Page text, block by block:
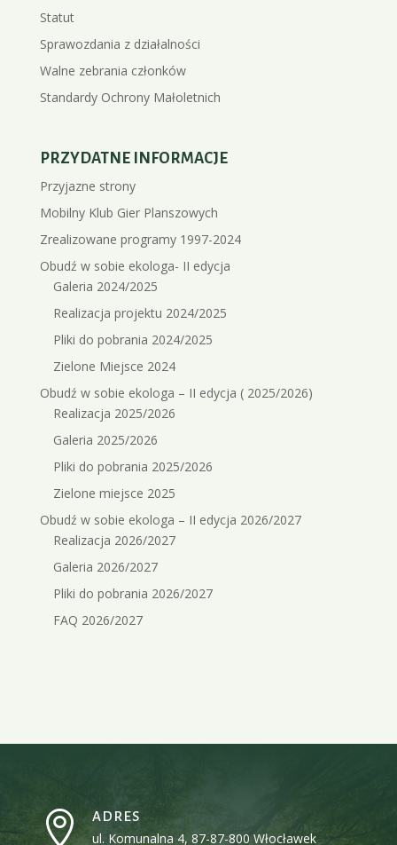
Statut
Sprawozdania z działalności
Walne zebrania członków
Standardy Ochrony Małoletnich
PRZYDATNE INFORMACJE
Przyjazne strony
Mobilny Klub Gier Planszowych
Zrealizowane programy 1997-2024
Obudź w sobie ekologa- II edycja
Galeria 2024/2025
Realizacja projektu 2024/2025
Pliki do pobrania 2024/2025
Zielone Miejsce 2024
Obudź w sobie ekologa – II edycja ( 2025/2026)
Realizacja 2025/2026
Galeria 2025/2026
Pliki do pobrania 2025/2026
Zielone miejsce 2025
Obudź w sobie ekologa – II edycja 2026/2027
Realizacja 2026/2027
Galeria 2026/2027
Pliki do pobrania 2026/2027
FAQ 2026/2027
 ADRES
ul. Komunalna 4, 87-87-800 Włocławek